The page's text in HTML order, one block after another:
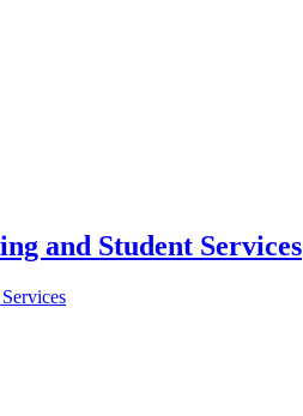
and Student Services